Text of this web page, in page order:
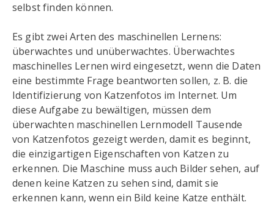
selbst finden können.
Es gibt zwei Arten des maschinellen Lernens:
überwachtes und unüberwachtes. Überwachtes
maschinelles Lernen wird eingesetzt, wenn die Daten
eine bestimmte Frage beantworten sollen, z. B. die
Identifizierung von Katzenfotos im Internet. Um
diese Aufgabe zu bewältigen, müssen dem
überwachten maschinellen Lernmodell Tausende
von Katzenfotos gezeigt werden, damit es beginnt,
die einzigartigen Eigenschaften von Katzen zu
erkennen. Die Maschine muss auch Bilder sehen, auf
denen keine Katzen zu sehen sind, damit sie
erkennen kann, wenn ein Bild keine Katze enthält.